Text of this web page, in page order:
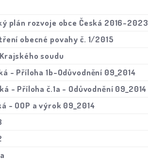
plán rozvoje obce Česká 2016-2023
obecné povahy č. 1/2015
soudu
- Příloha 1b-Odůvodnění 09_2014
- Příloha č.1a - Odůvodnění 09_2014
- OOP a výrok 09_2014